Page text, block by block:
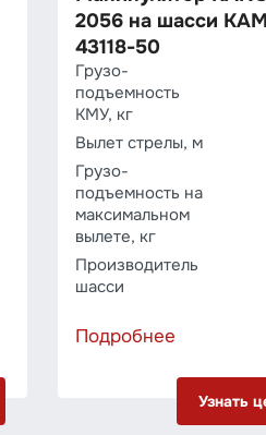
2056 на шасси
43118-50
Грузо­
подъемность
КМУ, кг
Вылет стрелы, м
Грузо­
подъемность на
максимальном
вылете, кг
Производитель
шасси
Подробнее
Узнать